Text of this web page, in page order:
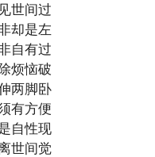
世间过
却是左
自有过
烦恼破
两脚卧
有方便
自性现
世间觉